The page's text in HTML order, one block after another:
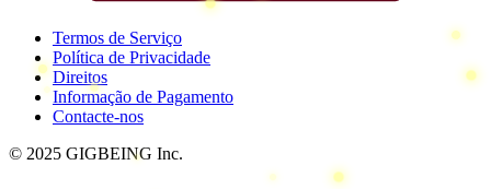
Termos de Serviço
Política de Privacidade
Direitos
Informação de Pagamento
Contacte-nos
© 2025 GIGBEING Inc.